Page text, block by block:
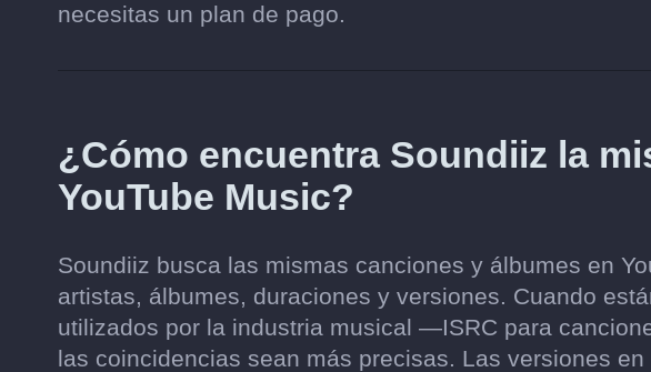
necesitas un plan de pago.
¿Cómo encuentra Soundiiz la
YouTube Music?
Soundiiz busca las mismas canciones y álbumes en
artistas, álbumes, duraciones y versiones. Cuando
utilizados por la industria musical —ISRC para
las coincidencias sean más precisas. Las versiones